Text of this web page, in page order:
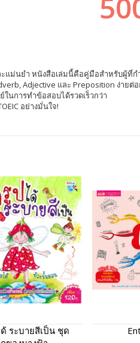
ม่นยำ หนังสือเล่มนี้คือคู่มือสำหรับผู้ที่ก
Adjective และ Preposition ง่ายต่
นการทำข้อสอบได้รวดเร็วกว่า
อย่างมั่นใจ!
ระบายสีเป็น ชุด